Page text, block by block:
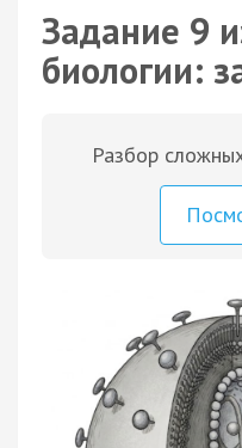
Задание 9
биологии:
Разбор